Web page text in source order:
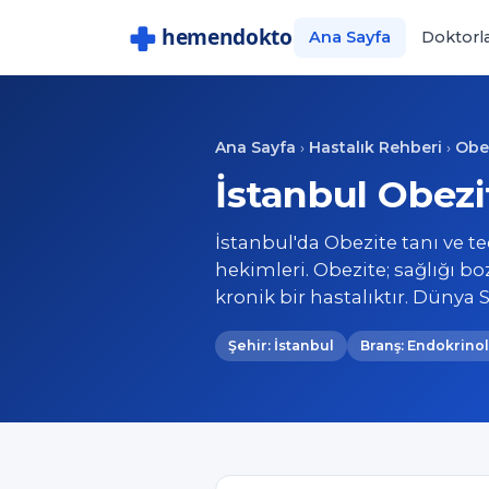
Ana Sayfa
Ana Sayfa › Hastalık Rehberi ›
İstanbul
İstanbul'da Obezite tanı ve
hekimleri. Obezite; sağlığı
kronik bir hastalıktır. Dünya
Şehir: İstanbul Branş: